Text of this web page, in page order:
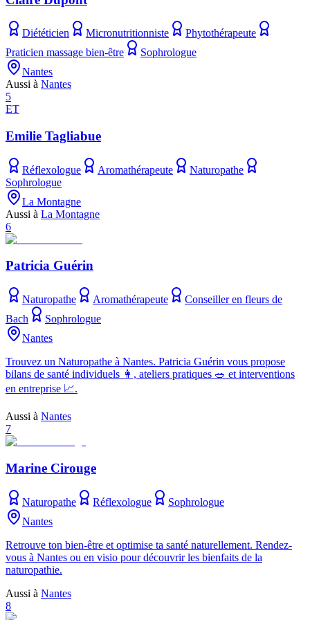
Diététicien Micronutritionniste
Phytothérapeute
Praticien massage bien-être
Sophrologue
Nantes
Aussi à Nantes
5
ET
Emilie Tagliabue
Réflexologue Aromathérapeute
Naturopathe
Sophrologue
La Montagne
Aussi à La Montagne
6
Patricia Guérin
Naturopathe Aromathérapeute
Conseiller en fleurs de
Bach
Sophrologue
Nantes
Trouvez un Naturopathe à Nantes. Patricia Guérin vous propose
bilans de santé individuels 👩, ateliers pratiques 🥗 et interventions
en entreprise 📈.
Aussi à Nantes
7
Marine Cirouge
Naturopathe Réflexologue
Sophrologue
Nantes
Retrouve ton bien-être et optimise ta santé naturellement. Rendez-
vous à Nantes ou en visio pour découvrir les bienfaits de la
naturopathie.
Aussi à Nantes
8